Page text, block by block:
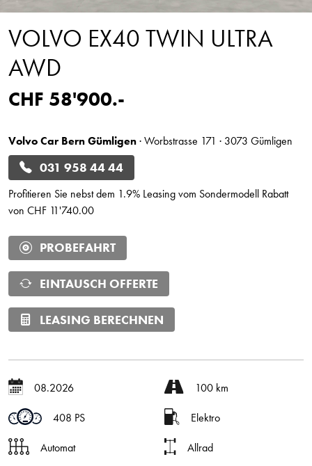
VOLVO EX40 TWIN ULTRA
AWD
CHF 58'900.-
Volvo Car Bern Gümligen· Worbstrasse 171 · 3073 Gümligen
031 958 44 44
Profitieren Sie nebst dem 1.9% Leasing vom Sondermodell Rabatt
von CHF 11'740.00
PROBEFAHRT
EINTAUSCH OFFERTE
LEASING BERECHNEN
08.2026 100 km
408 PS Elektro
Automat Allrad